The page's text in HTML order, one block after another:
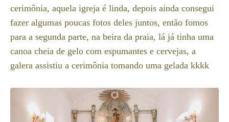
cerimônia, aquela igreja é linda, depois ainda consegui
fazer algumas poucas fotos deles juntos, então fomos
para a segunda parte, na beira da praia, lá já tinha uma
canoa cheia de gelo com espumantes e cervejas, a
galera assistiu a cerimônia tomando uma gelada kkkk